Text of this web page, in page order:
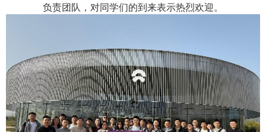
负责团队，对同学们的到来表示热烈欢迎。